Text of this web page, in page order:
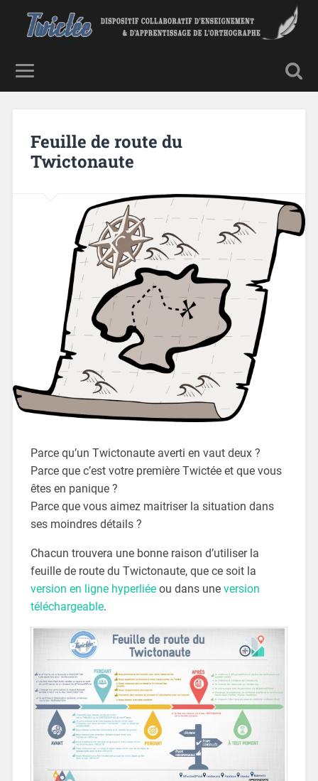
Feuille de route du
Twictonaute
Parce qu’un Twictonaute averti en vaut deux ?
Parce que c’est votre première Twictée et que vous
êtes en panique ?
Parce que vous aimez maitriser la situation dans
ses moindres détails ?
Chacun trouvera une bonne raison d’utiliser la
feuille de route du Twictonaute, que ce soit la
version en ligne hyperliéeou dans une version
téléchargeable.